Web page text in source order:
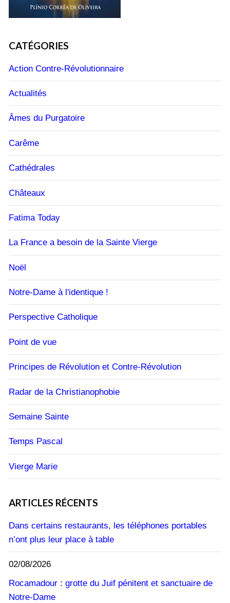
CATÉGORIES
Action Contre-Révolutionnaire
Actualités
Âmes du Purgatoire
Carême
Cathédrales
Châteaux
Fatima Today
La France a besoin de la Sainte Vierge
Noël
Notre-Dame à l'identique !
Perspective Catholique
Point de vue
Principes de Révolution et Contre-Révolution
Radar de la Christianophobie
Semaine Sainte
Temps Pascal
Vierge Marie
ARTICLES RÉCENTS
Dans certains restaurants, les téléphones portables
n’ont plus leur place à table
02/08/2026
Rocamadour : grotte du Juif pénitent et sanctuaire de
Notre-Dame